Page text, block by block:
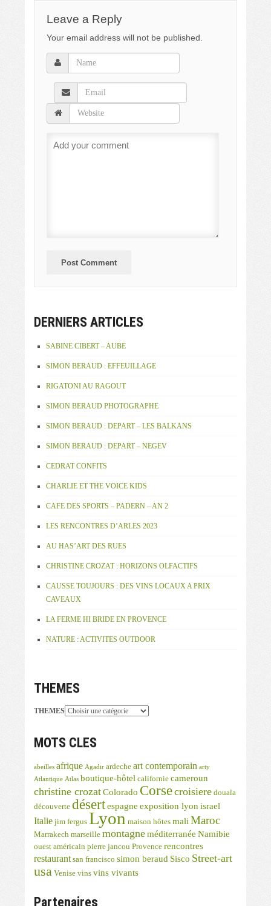
Leave a Reply
Your email address will not be published.
DERNIERS ARTICLES
SABINE CIBERT – AUBE
SIMON BERAUD : EFFEUILLAGE
RIGATONI AU RAGOUT
SIMON BERAUD PHOTOGRAPHE
SIMON BERAUD : DEPART – LES BALKANS
SIMON BERAUD : DEPART – NEGEV
CEDRAT CONFITS
CHARLIE ET THE VOICE KIDS
CAFE DES SPORTS – PADERN – AN 2
LES RENCONTRES D’ARLES 2023
AU HAS’ART DES RUES
CHRISTINE CROZAT : HORIZONS OLFACTIFS
CAUSSE TOUJOURS : DES VINS LOCAUX A PRIX
CAVEAUX
LA FERME HI BRIDE EN PROVENCE
NATURE : ACTIVITES OUTDOOR
THEMES
THEMES
MOTS CLES
abeilles afrique Agadir ardeche art contemporain arty
Atlantique Atlas boutique-hôtel californie cameroun
christine crozatColorado Corsecroisiere douala
découverte désertespagne exposition lyon israel
Italie jim fergus Lyon maison hôtes mali Maroc
Marrakech marseille montagneméditerranée Namibie
ouest américain pierre jancou Provence rencontres
restaurant san francisco simon beraud Sisco Street-art
usa Venise vins vins vivants
Partenaires